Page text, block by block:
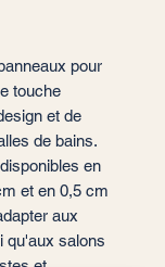
pour
touche
et de
de bains.
en
et en 0,5 cm
aux
qu'aux salons